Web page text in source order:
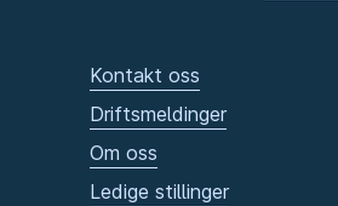
Kontakt oss
Driftsmeldinger
Om oss
Ledige stillinger